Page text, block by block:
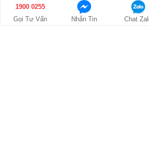
Hệ thống chi nhánh
1900 0255
Gọi Tư Vấn
Nhắn Tin Chat